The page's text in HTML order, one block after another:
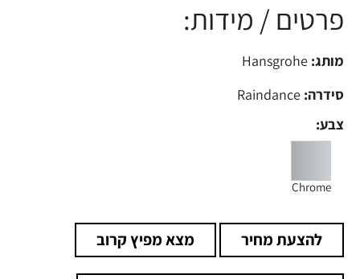
פרטים / מידות:
מותג:
סידרה:
צבע:
Chrome
להצעת מחיר מצא מפיץ קרוב